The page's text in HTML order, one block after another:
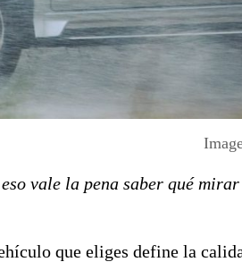
vale la pena saber qué
que eliges define la